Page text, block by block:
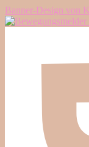
Banner-Design von